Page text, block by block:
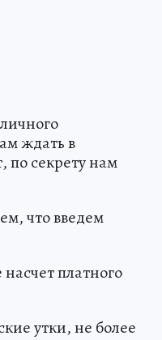
ждать в
секрету нам
что введем
платного
утки, не более